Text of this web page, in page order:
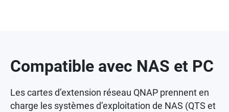
Compatible avec NAS et PC
Les cartes d’extension réseau QNAP prennent en
charge les systèmes d’exploitation de NAS (QTS et